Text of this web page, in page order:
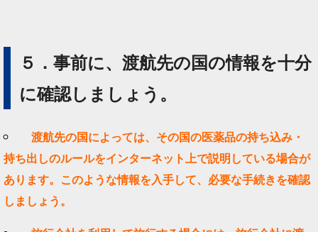
５．事前に、渡航先の国の情報を十分
に確認しましょう。
渡航先の国によっては、その国の医薬品の持ち込み・
持ち出しのルールをインターネット上で説明している場合が
あります。このような情報を入手して、必要な手続きを確認
しましょう。